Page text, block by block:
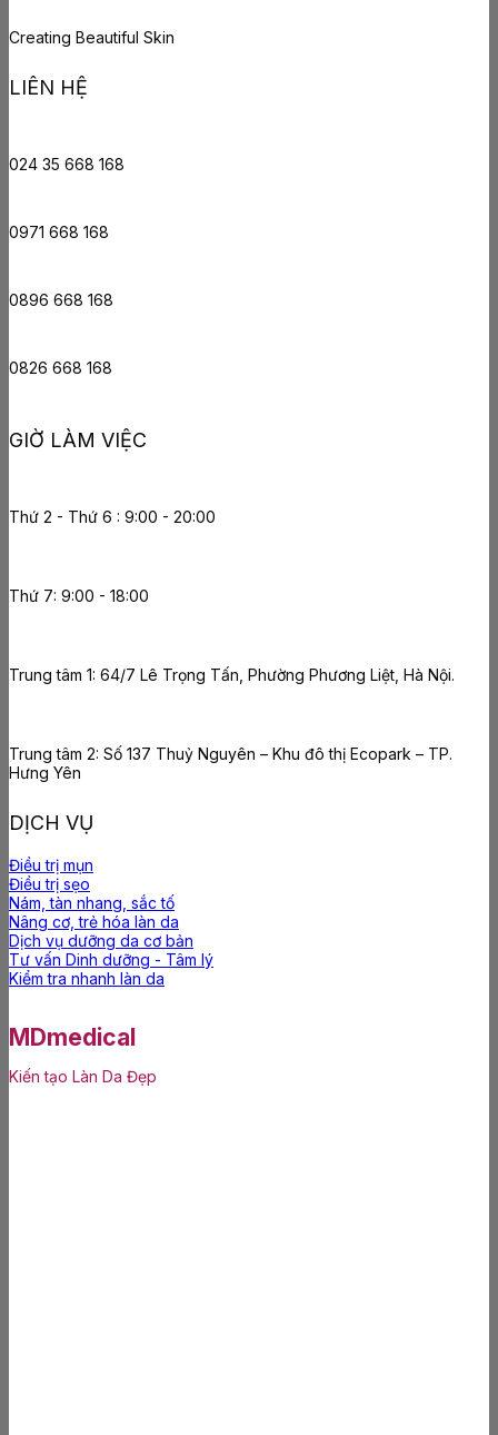
Creating Beautiful Skin
LIÊN HỆ
024 35 668 168
0971 668 168
0896 668 168
0826 668 168
GIỜ LÀM VIỆC
Thứ 2 - Thứ 6 : 9:00 - 20:00
Thứ 7: 9:00 - 18:00
Trung tâm 1: 64/7 Lê Trọng Tấn, Phường Phương Liệt, Hà Nội.
Trung tâm 2: Số 137 Thuỷ Nguyên – Khu đô thị Ecopark – TP.
Hưng Yên
DỊCH VỤ
Điều trị mụn
Điều trị sẹo
Nám, tàn nhang, sắc tố
Nâng cơ, trẻ hóa làn da
Dịch vụ dưỡng da cơ bản
Tư vấn Dinh dưỡng - Tâm lý
Kiểm tra nhanh làn da
MDmedical
Kiến tạo Làn Da Đẹp